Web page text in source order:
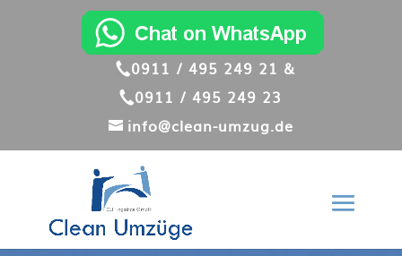
0911 / 495 249 21 &
0911 / 495 249 23
info@clean-umzug.de